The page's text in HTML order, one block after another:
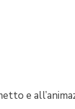
e